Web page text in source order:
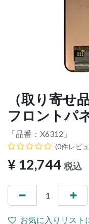
（取り寄せ
フロントパ
「品番： X6312 」
(0件レビ
¥ 12,744 税込
お気に入りリスト